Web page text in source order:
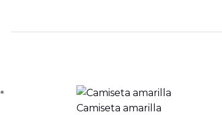
Camiseta amarilla